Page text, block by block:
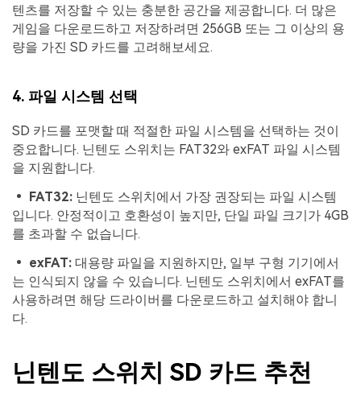
텐츠를 저장할 수 있는 충분한 공간을 제공합니다. 더 많은
게임을 다운로드하고 저장하려면 256GB 또는 그 이상의 용
량을 가진 SD 카드를 고려해보세요.
4. 파일 시스템 선택
SD 카드를 포맷할 때 적절한 파일 시스템을 선택하는 것이
중요합니다. 닌텐도 스위치는 FAT32와 exFAT 파일 시스템
을 지원합니다.
• FAT32: 닌텐도 스위치에서 가장 권장되는 파일 시스템
입니다. 안정적이고 호환성이 높지만, 단일 파일 크기가 4GB
를 초과할 수 없습니다.
• exFAT: 대용량 파일을 지원하지만, 일부 구형 기기에서
는 인식되지 않을 수 있습니다. 닌텐도 스위치에서 exFAT를
사용하려면 해당 드라이버를 다운로드하고 설치해야 합니
다.
닌텐도 스위치 SD 카드 추천